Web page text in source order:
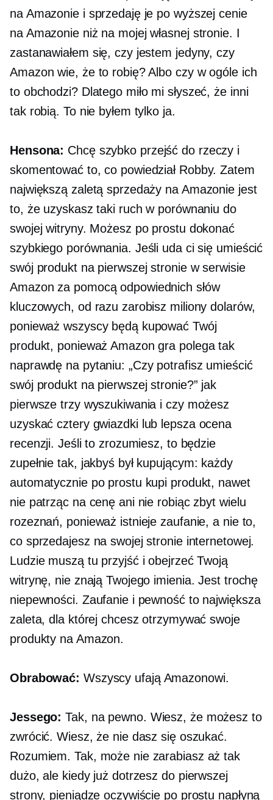
na Amazonie i sprzedaję je po wyższej cenie
na Amazonie niż na mojej własnej stronie. I
zastanawiałem się, czy jestem jedyny, czy
Amazon wie, że to robię? Albo czy w ogóle ich
to obchodzi? Dlatego miło mi słyszeć, że inni
tak robią. To nie byłem tylko ja.
Hensona: Chcę szybko przejść do rzeczy i
skomentować to, co powiedział Robby. Zatem
największą zaletą sprzedaży na Amazonie jest
to, że uzyskasz taki ruch w porównaniu do
swojej witryny. Możesz po prostu dokonać
szybkiego porównania. Jeśli uda ci się umieścić
swój produkt na pierwszej stronie w serwisie
Amazon za pomocą odpowiednich słów
kluczowych, od razu zarobisz miliony dolarów,
ponieważ wszyscy będą kupować Twój
produkt, ponieważ Amazon gra polega tak
naprawdę na pytaniu: „Czy potrafisz umieścić
swój produkt na pierwszej stronie?” jak
pierwsze trzy wyszukiwania i czy możesz
uzyskaćcztery gwiazdkilub lepsza ocena
recenzji. Jeśli to zrozumiesz, to będzie
zupełnie tak, jakbyś był kupującym: każdy
automatycznie po prostu kupi produkt, nawet
nie patrząc na cenę ani nie robiąc zbyt wielu
rozeznań, ponieważ istnieje zaufanie, a nie to,
co sprzedajesz na swojej stronie internetowej.
Ludzie muszą tu przyjść i obejrzeć Twoją
witrynę, nie znają Twojego imienia. Jest trochę
niepewności. Zaufanie i pewność to największa
zaleta, dla której chcesz otrzymywać swoje
produkty na Amazon.
Obrabować: Wszyscy ufają Amazonowi.
Jessego: Tak, na pewno. Wiesz, że możesz to
zwrócić. Wiesz, że nie dasz się oszukać.
Rozumiem. Tak, może nie zarabiasz aż tak
dużo, ale kiedy już dotrzesz do pierwszej
strony, pieniądze oczywiście po prostu napłyną